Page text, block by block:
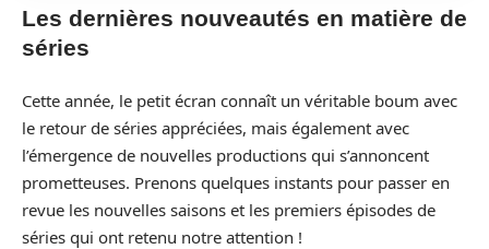
Les dernières nouveautés en matière de
séries
Cette année, le petit écran connaît un véritable boum avec
le retour de séries appréciées, mais également avec
l’émergence de nouvelles productions qui s’annoncent
prometteuses. Prenons quelques instants pour passer en
revue les nouvelles saisons et les premiers épisodes de
séries qui ont retenu notre attention !